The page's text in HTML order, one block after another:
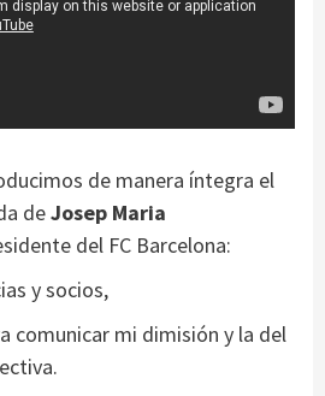
de manera íntegra el
deJosep Maria
del FC Barcelona:
y socios,
comunicar mi dimisión y la del